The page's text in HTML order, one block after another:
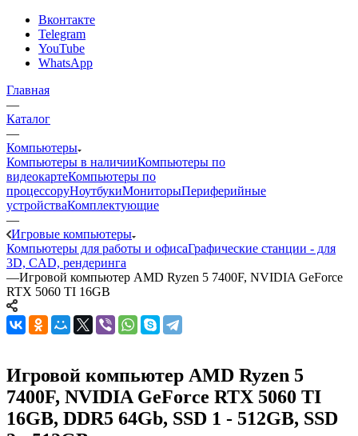
Вконтакте
Telegram
YouTube
WhatsApp
Главная
—
Каталог
—
Компьютеры
Компьютеры в наличииКомпьютеры по
видеокартеКомпьютеры по
процессоруНоутбукиМониторыПериферийные
устройстваКомплектующие
—
Игровые компьютеры
Компьютеры для работы и офисаГрафические станции - для
3D, CAD, рендеринга
—Игровой компьютер AMD Ryzen 5 7400F, NVIDIA GeForce
RTX 5060 TI 16GB
Игровой компьютер AMD Ryzen 5
7400F, NVIDIA GeForce RTX 5060 TI
16GB, DDR5 64Gb, SSD 1 - 512GB, SSD